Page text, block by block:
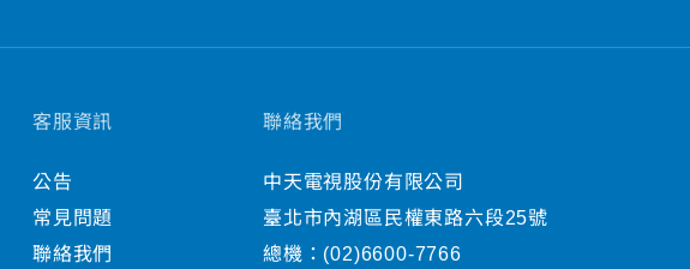
客服資訊
公告
常見問題
聯絡我們
聯絡我們
中天電視股份有限公司
臺北市內湖區民權東路六段25號
總機： (02)6600-7766